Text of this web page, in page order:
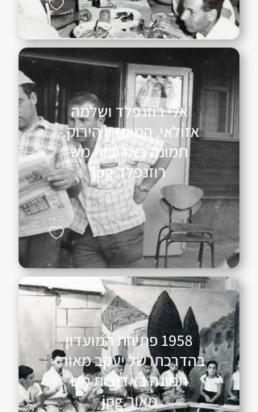
אלי רוזנפלד ושלמה
אזולאי, המועדון הירוק -
תמונה באדיבות מש
רוזנפלד.jpg
1958 פתיחת המועדון
בהדרכתו של יעקב מאור -
תמונה באדיבות מש
מאור.jpg